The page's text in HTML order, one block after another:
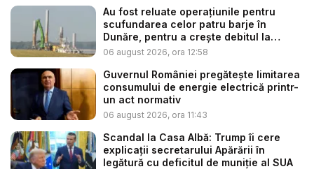
Au fost reluate operațiunile pentru
scufundarea celor patru barje în
Dunăre, pentru a crește debitul la
cent...
06 august 2026, ora 12:58
Guvernul României pregătește limitarea
consumului de energie electrică printr-
un act normativ
06 august 2026, ora 11:43
Scandal la Casa Albă: Trump îi cere
explicații secretarului Apărării în
legătură cu deficitul de muniție al SUA